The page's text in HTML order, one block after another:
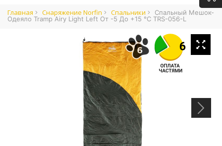
Главная Снаряжение Norfin Спальники
Спальный Мешок-
Одеяло Tramp Airy Light Left От -5 До +15 °С TRS-056-L